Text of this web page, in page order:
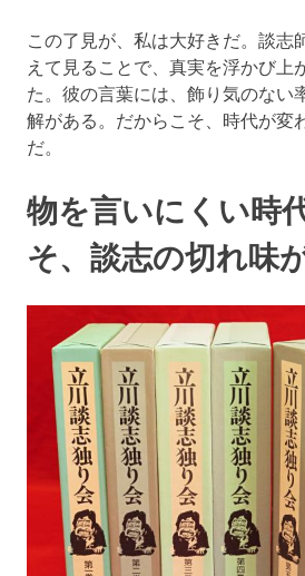
この了見が、私は大好きだ。談志
えて見ることで、真実を浮かび上
た。彼の言葉には、飾り気のない
解がある。だからこそ、時代が変
だ。
物を言いにくい時
そ、談志の切れ味